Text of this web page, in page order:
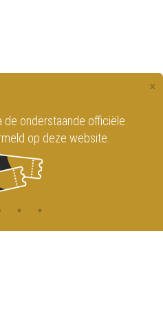
×
de onderstaande officiële
op deze website.